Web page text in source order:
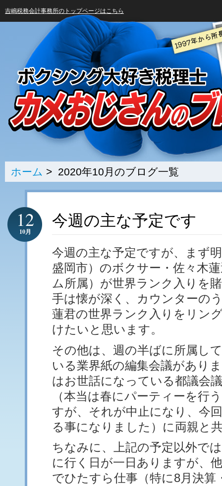
吉嶋税務会計事務所のトップページはこちら
ホーム > 2020年10月のブログ一覧
今週の主な予定です
12
10月
今週の主な予定ですが、まず
盛岡市）のボクサー・佐々木
ム所属）が世界ランク入りを
手は懐が深く、カウンターの
蓮君の世界ランク入りをリン
けたいと思います。
その他は、週の半ばに所属し
いる業界紙の編集会議があり
はお世話になっている都議会
（本当は春にパーティーを行
すが、それが中止になり、今
る事になりました）に両親と
ちなみに、上記の予定以外で
に行く日が一日ありますが、
でひたすら仕事（特に8月決算